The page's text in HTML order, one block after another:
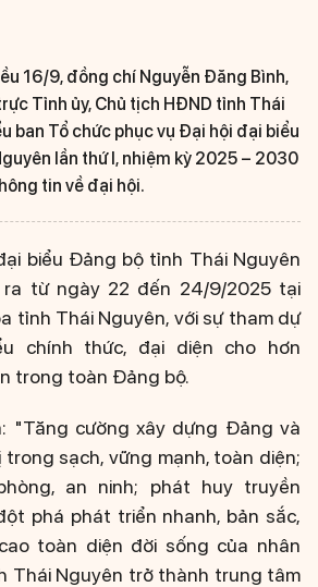
16/9, đồng chí Nguyễn Đăng Bình,
Tỉnh ủy, Chủ tịch HĐND tỉnh Thái
ban Tổ chức phục vụ Đại hội đại biểu
lần thứ I, nhiệm kỳ 2025 – 2030
tin về đại hội.
biểu Đảng bộ tỉnh Thái Nguyên
từ ngày 22 đến 24/9/2025 tại
tỉnh Thái Nguyên, với sự tham dự
chính thức, đại diện cho hơn
trong toàn Đảng bộ.
"Tăng cường xây dựng Đảng và
sạch, vững mạnh, toàn diện;
an ninh; phát huy truyền
phá phát triển nhanh, bản sắc,
toàn diện đời sống của nhân
Thái Nguyên trở thành trung tâm